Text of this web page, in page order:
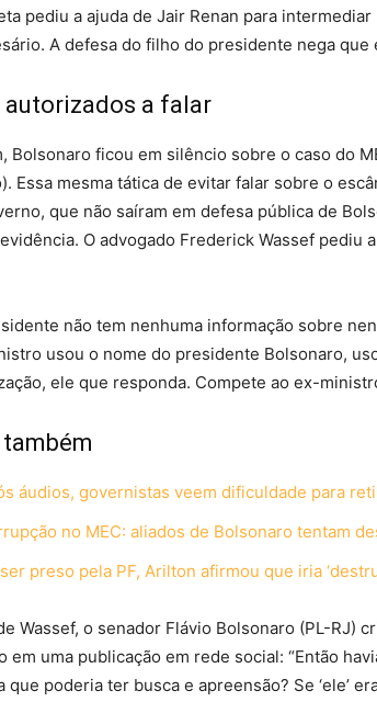
pediu a ajuda de Jair Renan para
A defesa do filho do presidente nega
autorizados a falar
Bolsonaro ficou em silêncio sobre o caso do
Essa mesma tática de evitar falar sobre o
que não saíram em defesa pública de
O advogado Frederick Wassef pediu
não tem nenhuma informação sobre
usou o nome do presidente Bolsonaro,
ele que responda. Compete ao ex-
também
áudios, governistas veem dificuldade para
no MEC: aliados de Bolsonaro tentam
preso pela PF, Arilton afirmou que iria
Wassef, o senador Flávio Bolsonaro (PL-RJ)
em uma publicação em rede social: “Então
que poderia ter busca e apreensão? Se ‘ele’